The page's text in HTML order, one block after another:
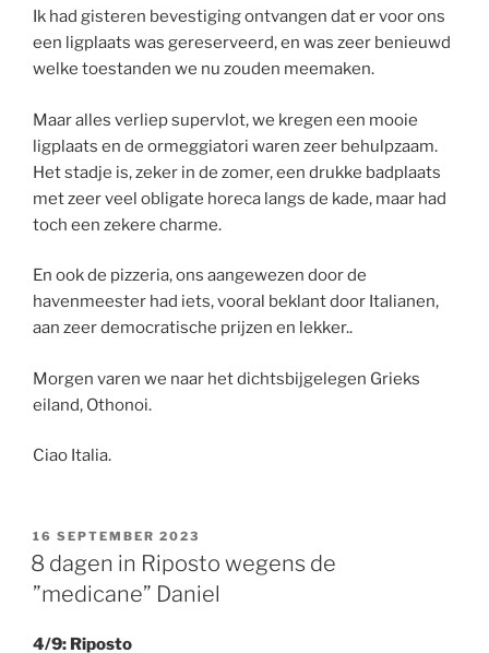
Ik had gisteren bevestiging ontvangen dat er voor ons
een ligplaats was gereserveerd, en was zeer benieuwd
welke toestanden we nu zouden meemaken.
Maar alles verliep supervlot, we kregen een mooie
ligplaats en de ormeggiatori waren zeer behulpzaam.
Het stadje is, zeker in de zomer, een drukke badplaats
met zeer veel obligate horeca langs de kade, maar had
toch een zekere charme.
En ook de pizzeria, ons aangewezen door de
havenmeester had iets, vooral beklant door Italianen,
aan zeer democratische prijzen en lekker..
Morgen varen we naar het dichtsbijgelegen Grieks
eiland, Othonoi.
Ciao Italia.
GEPLAATST
OP
16 SEPTEMBER 2023
8 dagen in Riposto wegens de
”medicane” Daniel
4/9: Riposto